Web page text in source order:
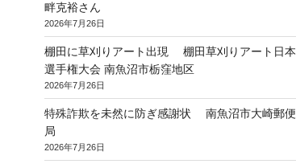
畔克裕さん
2026年7月26日
棚田に草刈りアート出現 棚田草刈りアート日本
選手権大会 南魚沼市栃窪地区
2026年7月26日
特殊詐欺を未然に防ぎ感謝状 南魚沼市大崎郵便
局
2026年7月26日